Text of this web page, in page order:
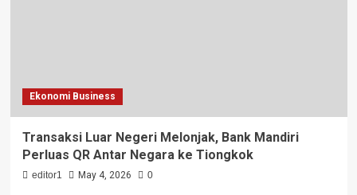
Ekonomi Business
Transaksi Luar Negeri Melonjak, Bank Mandiri
Perluas QR Antar Negara ke Tiongkok
editor1 May 4, 2026 0